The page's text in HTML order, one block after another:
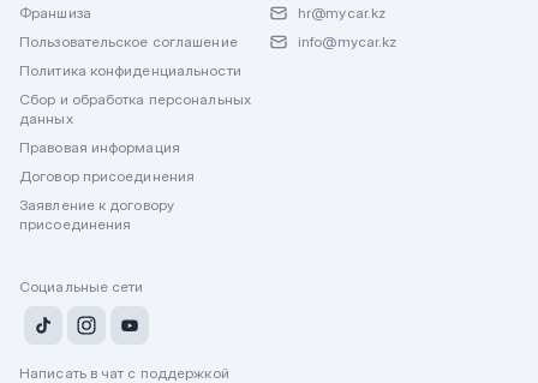
Франшиза
Пользовательское соглашение
Политика конфиденциальности
Сбор и обработка персональных
данных
Правовая информация
Договор присоединения
Заявление к договору
присоединения
hr@mycar.kz
info@mycar.kz
Социальные сети
Написать в чат с поддержкой